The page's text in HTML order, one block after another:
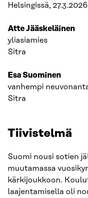
Helsingissä, 27.3.2026
Atte Jääskeläinen
yliasiamies
Sitra
Esa Suominen
vanhempi
Sitra
Tiivistelmä
Suomi nousi sotien
muutamassa
kärkijoukkoon.
laajentamisella oli